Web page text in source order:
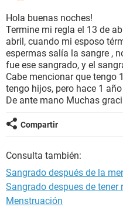
BIENESTAR
SEXUALIDAD
GLOSARIO
Hola buenas noches!
Termine mi regla el 13 de
abril, cuando mi esposo
espermas salía la sangre ,
fue ese sangrado, y el
Cabe mencionar que tengo
tengo hijos, pero hace 1
De ante mano Muchas
Compartir
Consulta también:
Sangrado después de la
Sangrado despues de tener
Menstruación